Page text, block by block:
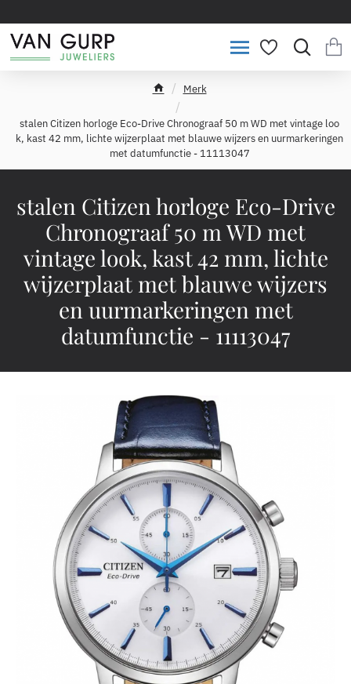
stalen Citizen horloge Eco-Drive
Chronograaf 50 m WD met
vintage look, kast 42 mm, lichte
wijzerplaat met blauwe wijzers
en uurmarkeringen met
datumfunctie - 11113047
m
e
Merk
stalen Citizen horloge Eco-Drive Chronograaf 50 m WD met vintage loo
k, kast 42 mm, lichte wijzerplaat met blauwe wijzers en uurmarkeringen
met datumfunctie - 11113047